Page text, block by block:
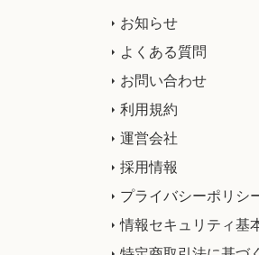
お知らせ
よくある質問
お問い合わせ
利用規約
運営会社
採用情報
プライバシーポリシ
情報セキュリティ基